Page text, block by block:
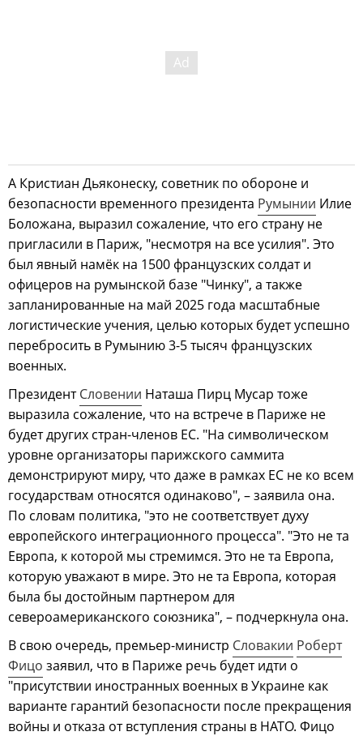
А Кристиан Дьяконеску, советник по обороне и
безопасности временного президента Румынии Илие
Боложана, выразил сожаление, что его страну не
пригласили в Париж, "несмотря на все усилия". Это
был явный намёк на 1500 французских солдат и
офицеров на румынской базе "Чинку", а также
запланированные на май 2025 года масштабные
логистические учения, целью которых будет успешно
перебросить в Румынию 3-5 тысяч французских
военных.
ПрезидентСловении Наташа Пирц Мусар тоже
выразила сожаление, что на встрече в Париже не
будет других стран-членов ЕС. "На символическом
уровне организаторы парижского саммита
демонстрируют миру, что даже в рамках ЕС не ко всем
государствам относятся одинаково", – заявила она.
По словам политика, "это не соответствует духу
европейского интеграционного процесса". "Это не та
Европа, к которой мы стремимся. Это не та Европа,
которую уважают в мире. Это не та Европа, которая
была бы достойным партнером для
североамериканского союзника", – подчеркнула она.
В свою очередь, премьер-министр Словакии Роберт
Фицо заявил, что в Париже речь будет идти о
"присутствии иностранных военных в Украине как
варианте гарантий безопасности после прекращения
войны и отказа от вступления страны в НАТО. Фицо